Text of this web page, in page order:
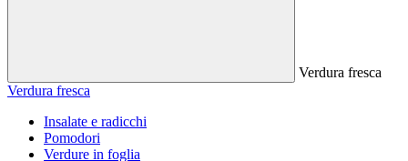
Verdura fresca
Verdura fresca
Insalate e radicchi
Pomodori
Verdure in foglia